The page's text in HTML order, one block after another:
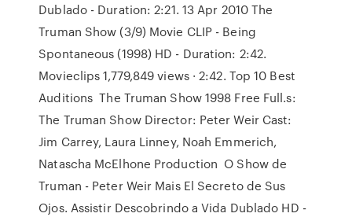
Dublado - Duration: 2:21. 13 Apr 2010 The
Truman Show (3/9) Movie CLIP - Being
Spontaneous (1998) HD - Duration: 2:42.
Movieclips 1,779,849 views · 2:42. Top 10 Best
Auditions The Truman Show 1998 Free Full.s:
The Truman Show Director: Peter Weir Cast:
Jim Carrey, Laura Linney, Noah Emmerich,
Natascha McElhone Production O Show de
Truman - Peter Weir Mais El Secreto de Sus
Ojos. Assistir Descobrindo a Vida Dublado HD -